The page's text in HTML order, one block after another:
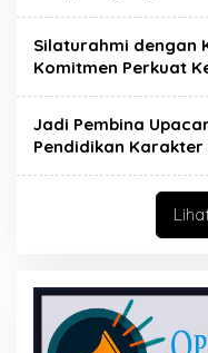
Silaturahmi dengan
Komitmen Perkuat
Jadi Pembina
Pendidikan Karakter